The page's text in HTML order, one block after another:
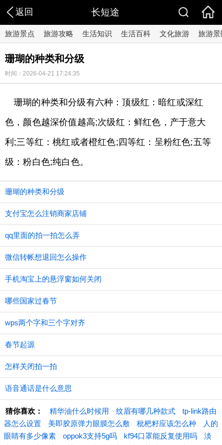
返回 长短途
旅游景点 旅游攻略 生活知识 生活百科 文化旅游 旅游景
珊瑚的种类和分级
时间：2026-04-21 17:24:35
珊瑚的种类和分级有六种：顶级红：暗红或深红
色，颜色越深价值越高;次级红：鲜红色，产于意大
利;三等红：桃红或者橙红色;四等红：呈粉红色;五等
级：粉白色;纯白色。
珊瑚的种类和分级
支付宝怎么注销商家店铺
qq里面的拍一拍怎么弄
微信转帐想退回怎么操作
手机淘宝上的悬浮窗如何关闭
哪些国家过春节
wps两个字和三个字对齐
春节起源
怎样关闭拍一拍
语音通话是什么意思
猜你喜欢： 精华油什么时候用 纹眉有哪几种款式
tp-link路由
器怎么设置
美即胶原弹力眼膜怎么敷 枇杷籽应该怎么种
人的
眼睛有多少像素
oppok3支持5g吗 kf94口罩能反复使用吗
淡